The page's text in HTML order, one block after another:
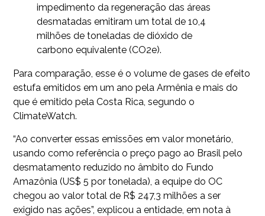
impedimento da regeneração das áreas
desmatadas emitiram um total de 10,4
milhões de toneladas de dióxido de
carbono equivalente (CO2e).
Para comparação, esse é o volume de gases de efeito
estufa emitidos em um ano pela Armênia e mais do
que é emitido pela Costa Rica, segundo o
ClimateWatch.
“Ao converter essas emissões em valor monetário,
usando como referência o preço pago ao Brasil pelo
desmatamento reduzido no âmbito do Fundo
Amazônia (US$ 5 por tonelada), a equipe do OC
chegou ao valor total de R$ 247,3 milhões a ser
exigido nas ações”, explicou a entidade, em nota à